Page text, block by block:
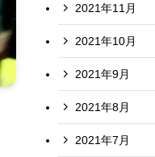
2021年11月
2021年10月
2021年9月
2021年8月
2021年7月